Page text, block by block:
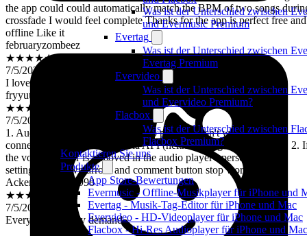
Was ist der Unterschied zwischen
und Evermusic Premium
Evertag
Was ist der Unterschied zwischen
Evertag Premium
Evervideo
Was ist der Unterschied zwischen
und Evervideo Premium?
Flacbox
Was ist der Unterschied zwischen
Flacbox Premium?
Kontaktieren Sie uns
Produkte
App Store-Bewertungen
Evermusic - Offline-Musikplayer für iPhone und
Evertag - Musik-Tag-Editor für iPhone und Mac
Evervideo - HD-Videoplayer für iPhone und Mac
Flacbox - Hi-Res Audioplayer für iPhone und Mac
crossfade I would feel complete Thanks for the app is perfect free and
offline Like it
februaryzombeez
★★★★★
7/5/2026
I love it, very easy to use
fryyuuy
★★★★★
7/5/2026
1. Audio track caching in the audio player doesn't work when
connecting to cloud storage via API (neither Google nor Yandex). 2.
the volume slider is removed in the audio player's personalization
settings, the down arrow and comment button stop working.
Ackerman24121998
★★★★★
7/5/2026
Everything fits my demanđ